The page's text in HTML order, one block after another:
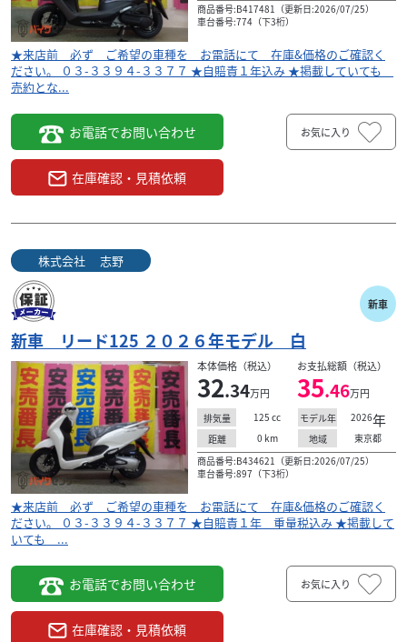
商品番号:B417481（更新日:2026/07/25）
車台番号:774（下3桁）
★来店前 必ず ご希望の車種を お電話にて 在庫&価格のご確認く
ださい。 ０３-３３９４-３３７７ ★自賠責１年込み ★掲載していても
売約とな...
お電話でお問い合わせ
在庫確認・見積依頼
お気に入り
株式会社 志野
新車
新車 リード125 ２０２６年モデル 白
本体価格（税込）
32.34万円
お支払総額（税込）
35.46万円
排気量 125 cc モデル年 2026年
距離 0 km 地域
東京都
商品番号:B434621（更新日:2026/07/25）
車台番号:897（下3桁）
★来店前 必ず ご希望の車種を お電話にて 在庫&価格のご確認く
ださい。 ０３-３３９４-３３７７ ★自賠責１年 重量税込み ★掲載して
いても ...
お電話でお問い合わせ
在庫確認・見積依頼
お気に入り